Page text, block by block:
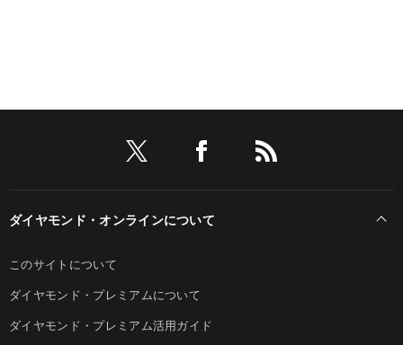
ダイヤモンド・オンラインについて
このサイトについて
ダイヤモンド・プレミアムについて
ダイヤモンド・プレミアム活用ガイド